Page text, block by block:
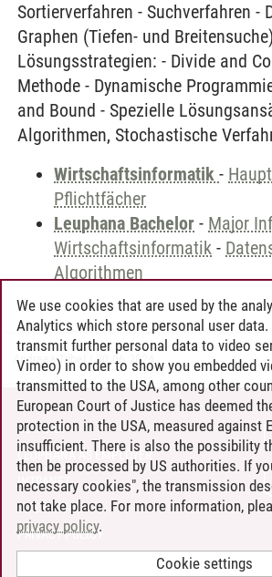
Sortierverfahren - Suchverfahren -
Graphen (Tiefen- und
Lösungsstrategien: - Divide and
Methode - Dynamische
and Bound - Spezielle
Algorithmen, Stochastische
Wirtschaftsinformatik -
Pflichtfächer
Leuphana Bachelor - Major
Wirtschaftsinformatik -
Algorithmen
Andreea Tribel 30.06.2024
CONTACT
LEUPHANA AS EMPLOYER
INTRANET
SITE NOTICE
PRIVACY POLICY
We use cookies that are used by the
Analytics which store personal user data.
transmit further personal data to video
Vimeo) in order to show you embedded
transmitted to the USA, among other
European Court of Justice has deemed
protection in the USA, measured against
insufficient. There is also the possibility
then be processed by US authorities. If
necessary cookies", the transmission
not take place. For more information,
privacy policy.
Cookie settings